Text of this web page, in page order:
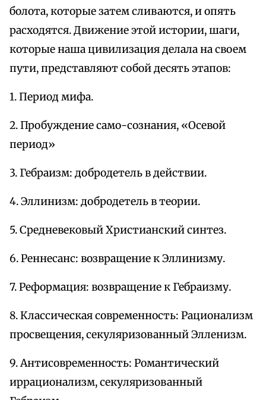
болота, которые затем сливаются, и опять
расходятся. Движение этой истории, шаги,
которые наша цивилизация делала на своем
пути, представляют собой десять этапов:
1. Период мифа.
2. Пробуждение само-сознания, «Осевой
период»
3. Гебраизм: добродетель в действии.
4. Эллинизм: добродетель в теории.
5. Средневековый Христианский синтез.
6. Реннесанс: возвращение к Эллинизму.
7. Реформация: возвращение к Гебраизму.
8. Классическая современность: Рационализм
просвещения, секуляризованный Элленизм.
9. Антисовременность: Романтический
иррационализм, секуляризованный